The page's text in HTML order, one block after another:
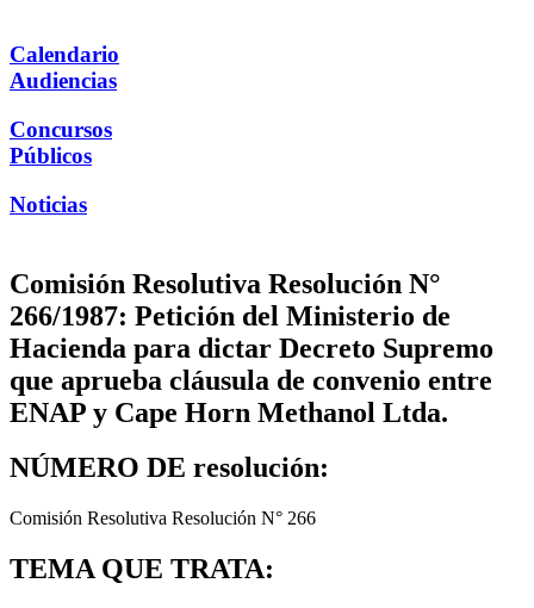
Calendario
Audiencias
Concursos
Públicos
Noticias
Comisión Resolutiva Resolución N°
266/1987: Petición del Ministerio de
Hacienda para dictar Decreto Supremo
que aprueba cláusula de convenio entre
ENAP y Cape Horn Methanol Ltda.
NÚMERO DE resolución:
Comisión Resolutiva Resolución N° 266
TEMA QUE TRATA: